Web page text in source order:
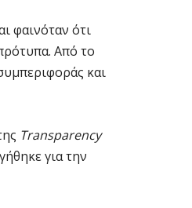
φαινόταν ότι
Από το
και
Transparency
για την